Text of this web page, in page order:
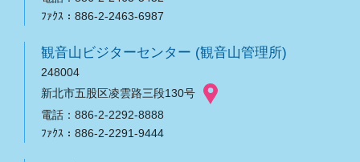
ﾌｧｸｽ：886-2-2463-6987
観音山ビジターセンター (観音山管理所)
248004
新北市五股区凌雲路三段130号
電話：886-2-2292-8888
ﾌｧｸｽ：886-2-2291-9444